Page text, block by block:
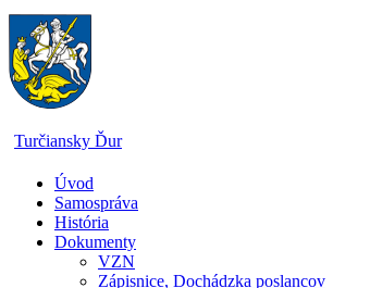
Skip
to
content
Turčiansky Ďur
Oficiálne
stránky
obce
Turčiansky
Úvod
Samospráva
História
Dokumenty
VZN
Zápisnice, Dochádzka poslancov